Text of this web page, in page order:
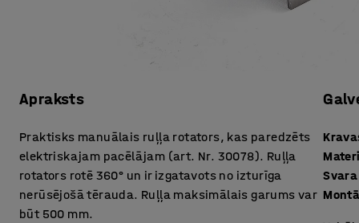
Apraksts
Praktisks manuālais ruļļa rotators, kas paredzēts
elektriskajam pacēlājam (art. Nr. 30078). Ruļļa
rotators rotē 360° un ir izgatavots no izturīga
nerūsējošā tērauda. Ruļļa maksimālais garums var
būt 500 mm.